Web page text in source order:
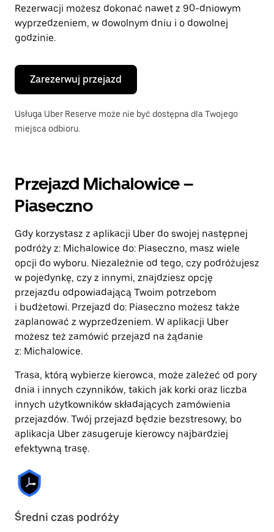
Rezerwacji możesz dokonać nawet z 90-dniowym
wyprzedzeniem, w dowolnym dniu i o dowolnej
godzinie.
Zarezerwuj przejazd
Usługa Uber Reserve może nie być dostępna dla Twojego
miejsca odbioru.
Przejazd Michalowice –
Piaseczno
Gdy korzystasz z aplikacji Uber do swojej następnej
podróży z: Michalowice do: Piaseczno, masz wiele
opcji do wyboru. Niezależnie od tego, czy podróżujesz
w pojedynkę, czy z innymi, znajdziesz opcję
przejazdu odpowiadającą Twoim potrzebom
i budżetowi. Przejazd do: Piaseczno możesz także
zaplanować z wyprzedzeniem. W aplikacji Uber
możesz też zamówić przejazd na żądanie
z: Michalowice.
Trasa, którą wybierze kierowca, może zależeć od pory
dnia i innych czynników, takich jak korki oraz liczba
innych użytkowników składających zamówienia
przejazdów. Twój przejazd będzie bezstresowy, bo
aplikacja Uber zasugeruje kierowcy najbardziej
efektywną trasę.
Średni czas podróży